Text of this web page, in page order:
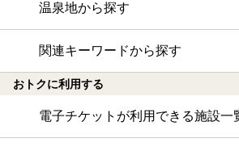
温泉地から探す
関連キーワードから探す
おトクに利用する
電子チケットが利用できる施設一